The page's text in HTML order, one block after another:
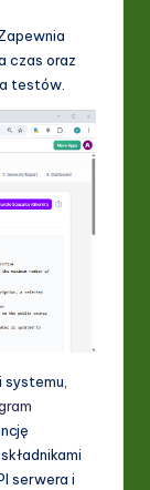
czas oraz
testów.
serwera i